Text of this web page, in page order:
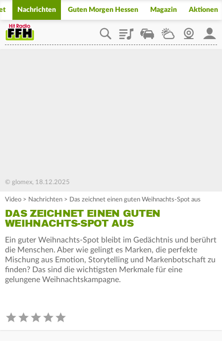
Nachrichten Guten Morgen Hessen Magazin Aktionen
PlaylistStaupilotWetterWebcam
© glomex, 18.12.2025
Video > Nachrichten > Das zeichnet einen guten Weihnachts-Spot aus
DAS ZEICHNET EINEN GUTEN
WEIHNACHTS-SPOT AUS
Ein guter Weihnachts-Spot bleibt im Gedächtnis und berührt
die Menschen. Aber wie gelingt es Marken, die perfekte
Mischung aus Emotion, Storytelling und Markenbotschaft zu
finden? Das sind die wichtigsten Merkmale für eine
gelungene Weihnachtskampagne.